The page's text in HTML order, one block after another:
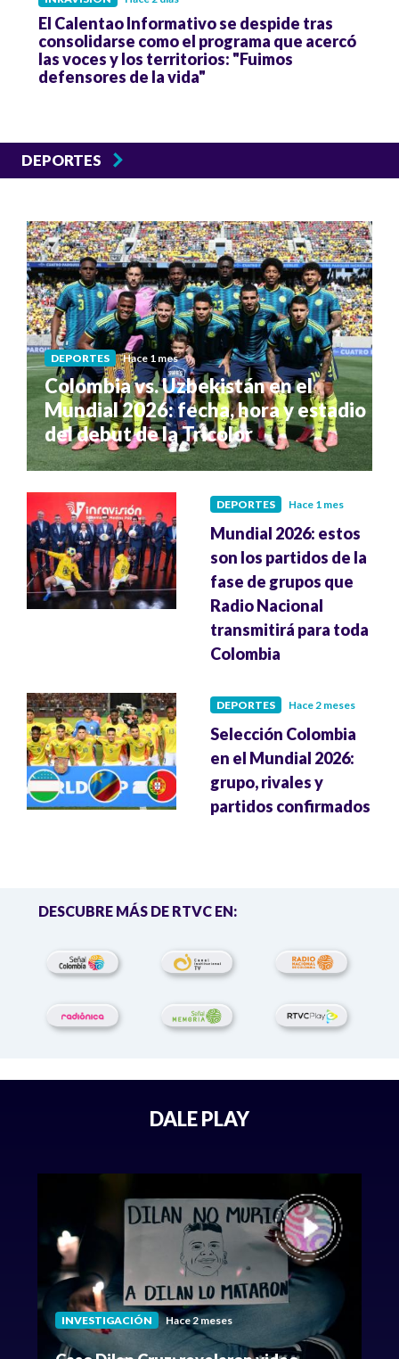
El Calentao Informativo se despide tras
consolidarse como el programa que acercó
las voces y los territorios: "Fuimos
defensores de la vida"
DEPORTES
DEPORTES Hace 1 mes
Colombia vs. Uzbekistán en el
Mundial 2026: fecha, hora y estadio
del debut de la Tricolor
DEPORTES Hace 1 mes
Mundial 2026: estos
son los partidos de la
fase de grupos que
Radio Nacional
transmitirá para toda
Colombia
DEPORTES Hace 2 meses
Selección Colombia
en el Mundial 2026:
grupo, rivales y
partidos confirmados
DESCUBRE MÁS DE RTVC EN:
DALE PLAY
INVESTIGACIÓN Hace 2 meses